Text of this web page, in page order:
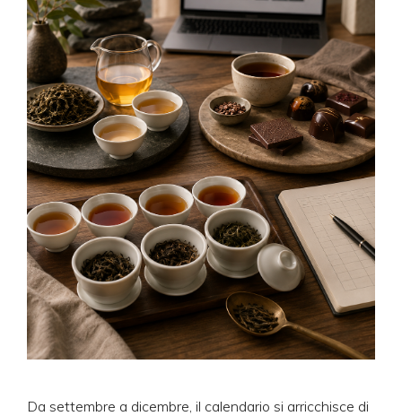
Da settembre a dicembre, il calendario si arricchisce di